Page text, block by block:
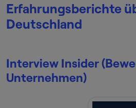
Erfahrungsberichte
Deutschland
Interview Insider
Unternehmen)